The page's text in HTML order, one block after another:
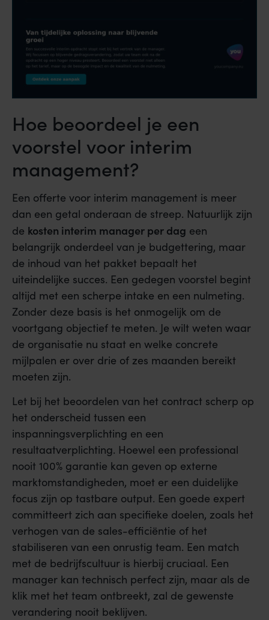
Hoe beoordeel je een
voorstel voor interim
management?
Een offerte voor interim management is meer
dan een getal onderaan de streep. Natuurlijk zijn
de kosten interim manager per dag een
belangrijk onderdeel van je budgettering, maar
de inhoud van het pakket bepaalt het
uiteindelijke succes. Een gedegen voorstel begint
altijd met een scherpe intake en een nulmeting.
Zonder deze basis is het onmogelijk om de
voortgang objectief te meten. Je wilt weten waar
de organisatie nu staat en welke concrete
mijlpalen er over drie of zes maanden bereikt
moeten zijn.
Let bij het beoordelen van het contract scherp op
het onderscheid tussen een
inspanningsverplichting en een
resultaatverplichting. Hoewel een professional
nooit 100% garantie kan geven op externe
marktomstandigheden, moet er een duidelijke
focus zijn op tastbare output. Een goede expert
committeert zich aan specifieke doelen, zoals het
verhogen van de sales-efficiëntie of het
stabiliseren van een onrustig team. Een match
met de bedrijfscultuur is hierbij cruciaal. Een
manager kan technisch perfect zijn, maar als de
klik met het team ontbreekt, zal de gewenste
verandering nooit beklijven.